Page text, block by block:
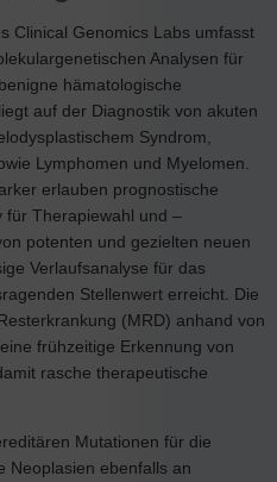
Clinical Genomics Labs umfasst
Analysen für
hämatologische
auf der Diagnostik von akuten
Syndrom,
Lymphomen und Myelomen.
erlauben prognostische
für Therapiewahl und –
potenten und gezielten neuen
Verlaufsanalyse für das
Stellenwert erreicht. Die
(MRD) anhand von
frühzeitige Erkennung von
rasche therapeutische
Mutationen für die
Neoplasien ebenfalls an